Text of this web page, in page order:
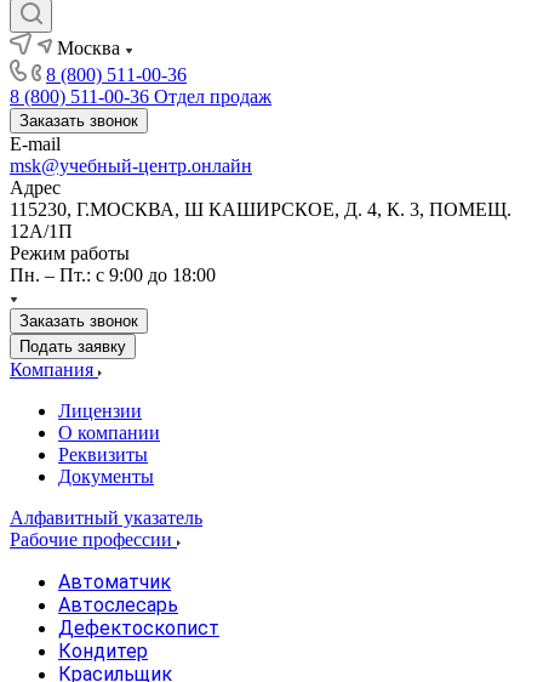
Москва
8 (800) 511-00-36
8 (800) 511-00-36 Отдел продаж
Заказать звонок
E-mail
msk@учебный-центр.онлайн
Адрес
115230, Г.МОСКВА, Ш КАШИРСКОЕ, Д. 4, К. 3, ПОМЕЩ.
12А/1П
Режим работы
Пн. – Пт.: с 9:00 до 18:00
Заказать звонок
Подать заявку
Компания
Лицензии
О компании
Реквизиты
Документы
Алфавитный указатель
Рабочие профессии
Автоматчик
Автослесарь
Дефектоскопист
Кондитер
Красильщик